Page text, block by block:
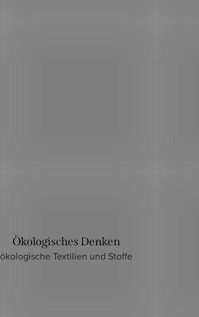
Ökologisches Denken
ökologische Textilien und Stoffe